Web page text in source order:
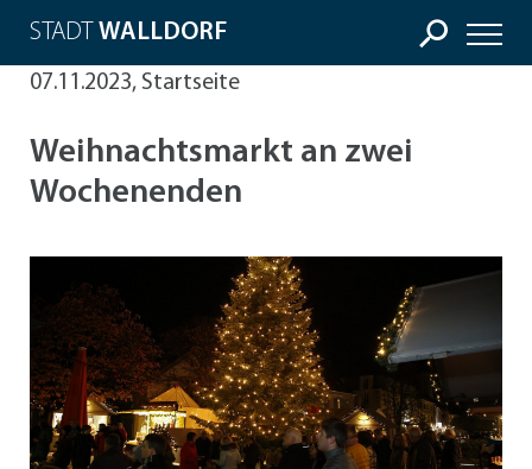
STADT WALLDORF
07.11.2023, Startseite
Weihnachtsmarkt an zwei
Wochenenden